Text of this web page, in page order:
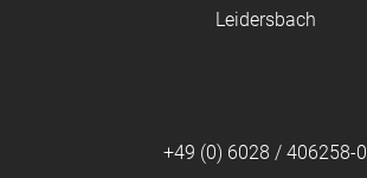
Leidersbach
+49 (0) 6028 / 406258-0